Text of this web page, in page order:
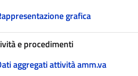
grafica
e procedimenti
aggregati attività amm.va